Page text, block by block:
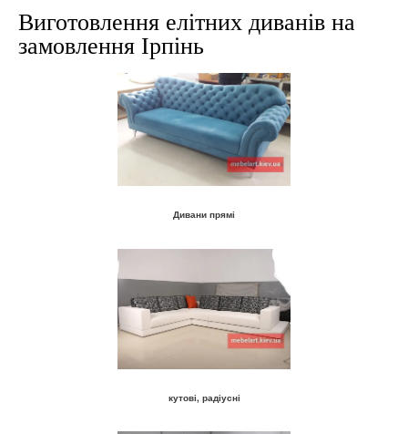
Виготовлення елітних диванів на
замовлення Ірпінь
Дивани прямі
кутові, радіусні